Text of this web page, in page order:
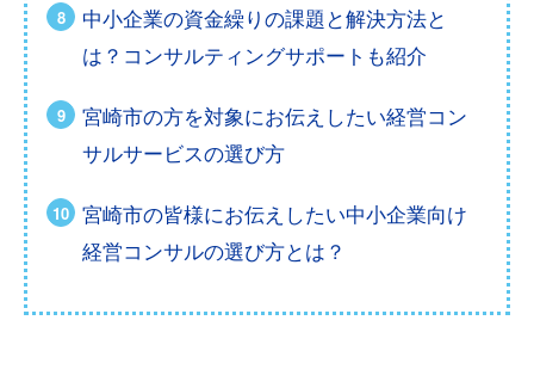
中小企業の資金繰りの課題と解決方法と
は？コンサルティングサポートも紹介
宮崎市の方を対象にお伝えしたい経営コン
サルサービスの選び方
宮崎市の皆様にお伝えしたい中小企業向け
経営コンサルの選び方とは？